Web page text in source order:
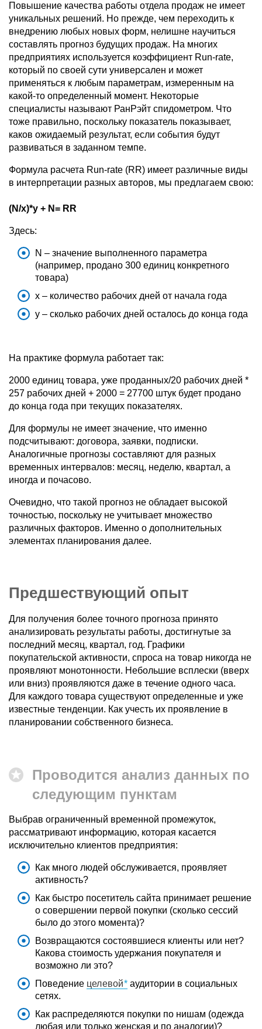
Повышение качества работы отдела продаж не имеет
уникальных решений. Но прежде, чем переходить к
внедрению любых новых форм, нелишне научиться
составлять прогноз будущих продаж. На многих
предприятиях используется коэффициент Run-rate,
который по своей сути универсален и может
применяться к любым параметрам, измеренным на
какой-то определенный момент. Некоторые
специалисты называют РанРэйт спидометром. Что
тоже правильно, поскольку показатель показывает,
каков ожидаемый результат, если события будут
развиваться в заданном темпе.
Формула расчета Run-rate (RR) имеет различные виды
в интерпретации разных авторов, мы предлагаем свою:
(N/x)*y + N= RR
Здесь:
N – значение выполненного параметра
(например, продано 300 единиц конкретного
товара)
x – количество рабочих дней от начала года
y – сколько рабочих дней осталось до конца года
На практике формула работает так:
2000 единиц товара, уже проданных/20 рабочих дней *
257 рабочих дней + 2000 = 27700 штук будет продано
до конца года при текущих показателях.
Для формулы не имеет значение, что именно
подсчитывают: договора, заявки, подписки.
Аналогичные прогнозы составляют для разных
временных интервалов: месяц, неделю, квартал, а
иногда и почасово.
Очевидно, что такой прогноз не обладает высокой
точностью, поскольку не учитывает множество
различных факторов. Именно о дополнительных
элементах планирования далее.
Предшествующий опыт
Для получения более точного прогноза принято
анализировать результаты работы, достигнутые за
последний месяц, квартал, год. Графики
покупательской активности, спроса на товар никогда не
проявляют монотонности. Небольшие всплески (вверх
или вниз) проявляются даже в течение одного часа.
Для каждого товара существуют определенные и уже
известные тенденции. Как учесть их проявление в
планировании собственного бизнеса.
Проводится анализ данных по
следующим пунктам
Выбрав ограниченный временной промежуток,
рассматривают информацию, которая касается
исключительно клиентов предприятия:
Как много людей обслуживается, проявляет
активность?
Как быстро посетитель сайта принимает решение
о совершении первой покупки (сколько сессий
было до этого момента)?
Возвращаются состоявшиеся клиенты или нет?
Какова стоимость удержания покупателя и
возможно ли это?
Поведение целевой аудитории в социальных
сетях.
Как распределяются покупки по нишам (одежда
любая или только женская и по аналогии)?